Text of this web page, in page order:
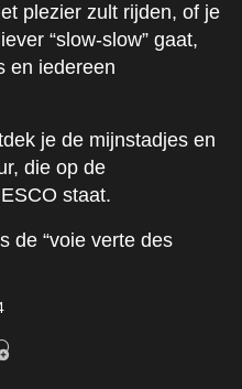
plezier zult rijden, of je
“slow-slow” gaat,
en iedereen
je de mijnstadjes en
die op de
staat.
de “voie verte des
aux